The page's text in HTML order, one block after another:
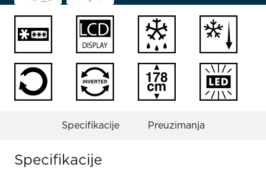
Specifikacije Preuzimanja
Specifikacije